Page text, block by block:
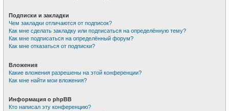
Подписки и закладки
Чем закладки отличаются от подписок?
Как мне сделать закладку или подписаться на определённую тему?
Как мне подписаться на определённый форум?
Как мне отказаться от подписки?
Вложения
Какие вложения разрешены на этой конференции?
Как мне найти мои вложения?
Информация о phpBB
Кто написал эту конференцию?